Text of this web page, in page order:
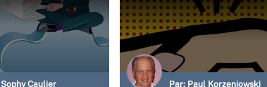
Sophy Caulier Par: Paul Korzeniowski